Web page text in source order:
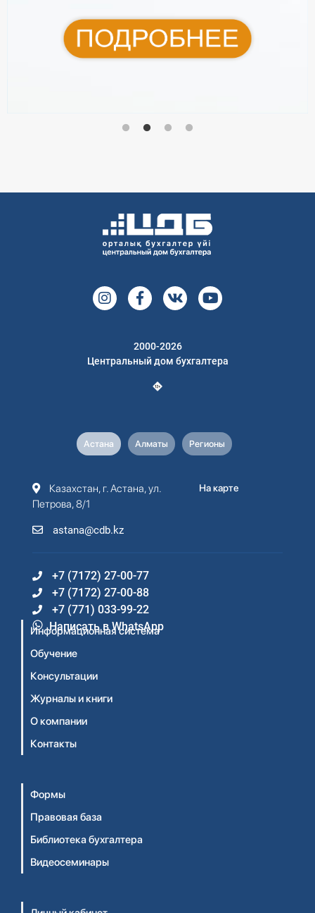
2000-2026
Центральный дом бухгалтера
Астана Алматы Регионы
Казахстан, г. Астана, ул.
Петрова, 8/1
astana@cdb.kz
На карте
+7 (7172) 27-00-77
+7 (7172) 27-00-88
+7 (771) 033-99-22
Написать в WhatsApp
Информационная система
Обучение
Консультации
Журналы и книги
О компании
Контакты
Формы
Правовая база
Библиотека бухгалтера
Видеосеминары